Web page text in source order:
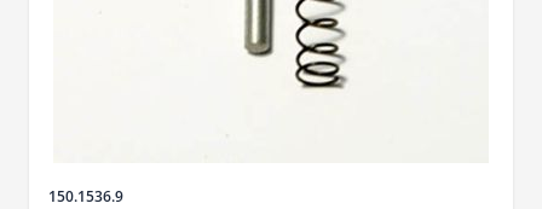
Artikelnr.
150.1536.9